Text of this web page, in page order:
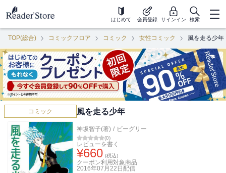
はじめて 会員登録 サインイン 検索
TOP(総合) コミックフロア コミック 女性コミック 風を走る少年
コミック 風を走る少年
神坂智子(著) / ビーグリー
(0)
レビューを書く
¥660 (税込)
クーポン利用対象商品
2016年07月22日 配信